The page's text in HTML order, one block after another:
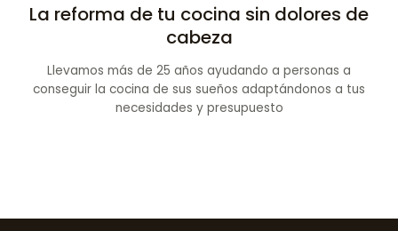
La reforma de tu cocina sin dolores de
cabeza
Llevamos más de 25 años ayudando a personas a
conseguir la cocina de sus sueños adaptándonos a tus
necesidades y presupuesto